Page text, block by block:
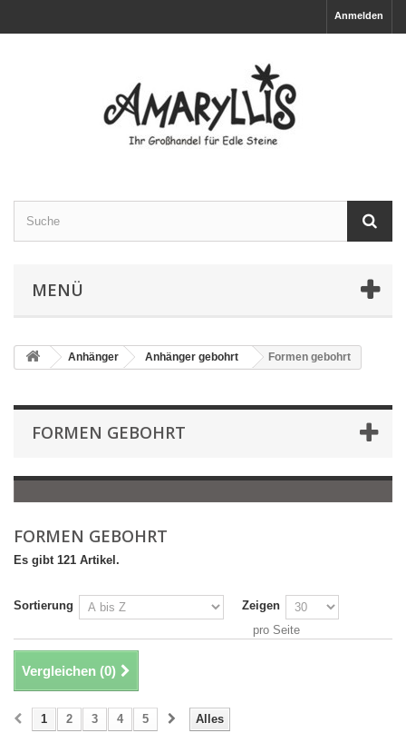
Anmelden
MENÜ
Anhänger Anhänger gebohrt Formen gebohrt
FORMEN GEBOHRT
FORMEN GEBOHRT
Es gibt 121 Artikel.
Sortierung
Zeigen
pro Seite
Vergleichen (0)
Alles
1 2 3 4 5